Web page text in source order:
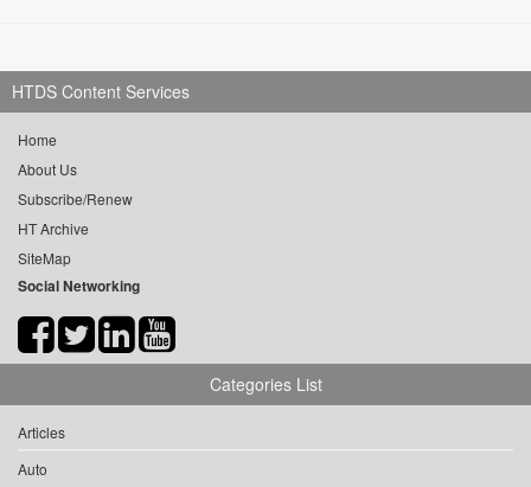
HTDS Content Services
Home
About Us
Subscribe/Renew
HT Archive
SiteMap
Social Networking
Categories List
Articles
Auto